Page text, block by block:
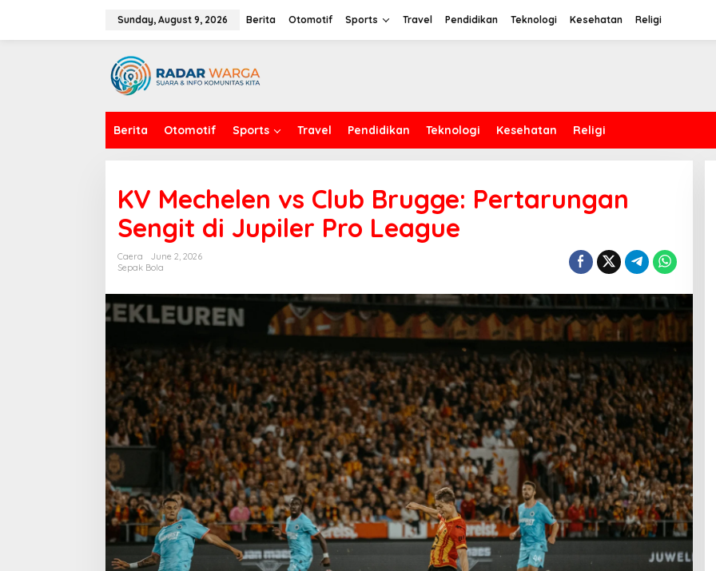
Sunday, August 9, 2026 Berita Otomotif Sports Travel Pendidikan Teknologi Kesehatan Religi
Berita Otomotif Sports Travel Pendidikan Teknologi Kesehatan Religi
KV Mechelen vs Club Brugge: Pertarungan
Sengit di Jupiler Pro League
Caera
June 2, 2026
Sepak Bola